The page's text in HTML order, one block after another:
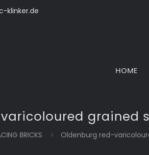
klinker.de
HOME
grained
BRICKS Oldenburg red-